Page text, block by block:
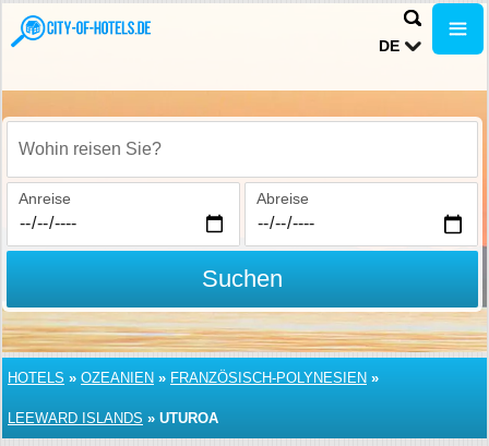
DE
Wohin reisen Sie?
Anreise Abreise
Suchen
HOTELS » OZEANIEN » FRANZÖSISCH-POLYNESIEN »
LEEWARD ISLANDS » UTUROA